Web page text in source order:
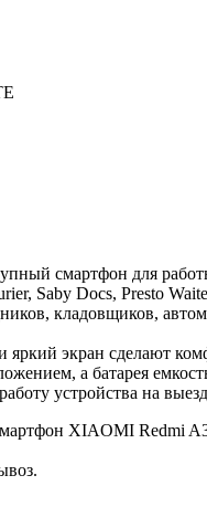
смартфон для
Saby Docs, Presto
кладовщиков,
экран сделают
а батарея
устройства на
XIAOMI Redmi